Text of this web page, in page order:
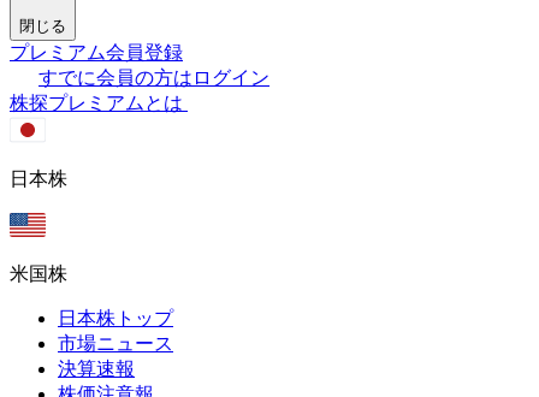
閉じる
プレミアム会員登録
すでに会員の方はログイン
株探プレミアムとは
日本株
米国株
日本株トップ
市場ニュース
決算速報